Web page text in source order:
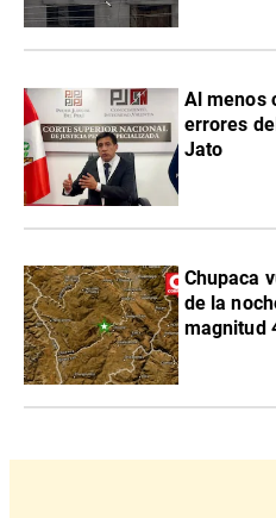
Al menos
errores
Jato
Chupaca
de la
magnitud